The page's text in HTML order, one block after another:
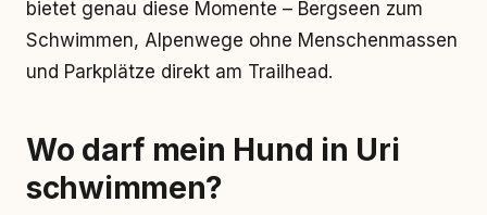
bietet genau diese Momente – Bergseen zum
Schwimmen, Alpenwege ohne Menschenmassen
und Parkplätze direkt am Trailhead.
Wo darf mein Hund in Uri
schwimmen?